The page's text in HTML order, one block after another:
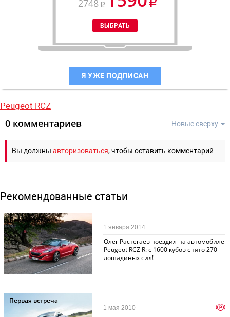
2748
Я УЖЕ ПОДПИСАН
Peugeot RCZ
Новые сверху
0 комментариев
Вы должны авторизоваться, чтобы оставить комментарий
Рекомендованные статьи
Первая встреча
Олег Растегаев поездил на автомобиле
Peugeot RCZ R: с 1600 кубов снято 270
лошадиных сил!
1 января 2014
Первая встреча
1 мая 2010 p